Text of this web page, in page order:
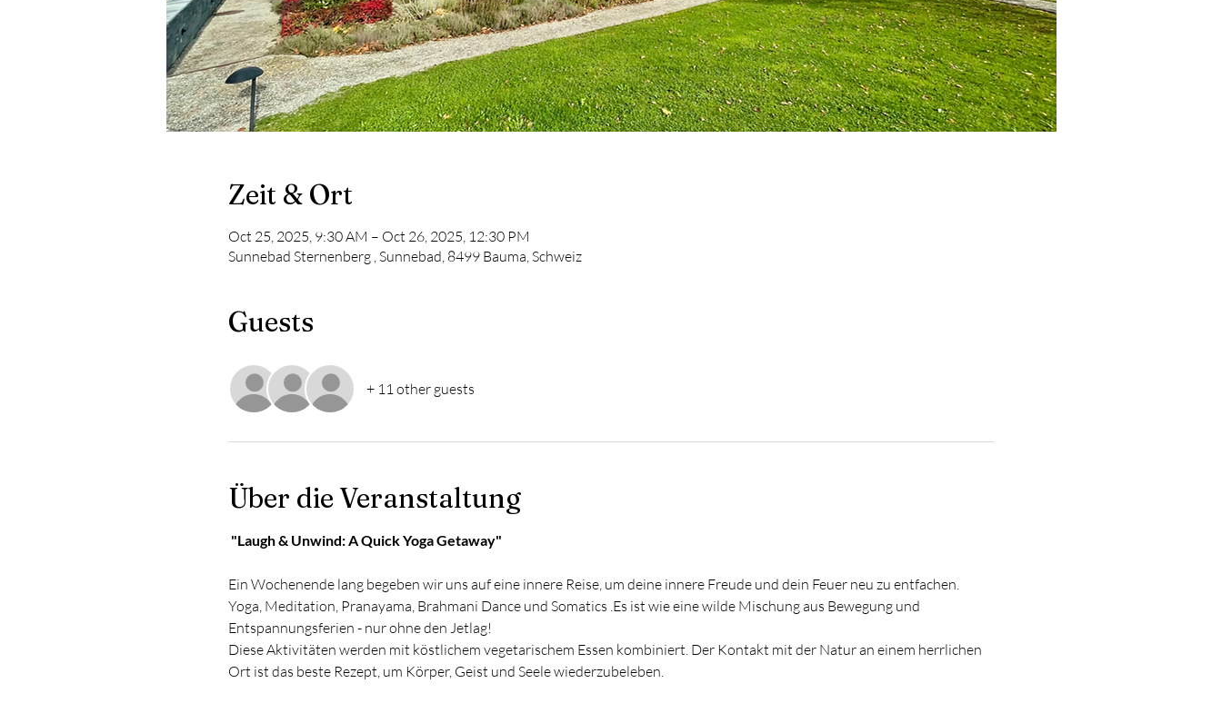
Zeit & Ort
Oct 25, 2025, 9:30 AM – Oct 26, 2025, 12:30 PM
Sunnebad Sternenberg , Sunnebad, 8499 Bauma, Schweiz
Guests
+ 11 other guests
Über die Veranstaltung
"Laugh & Unwind: A Quick Yoga Getaway"
Ein Wochenende lang begeben wir uns auf eine innere Reise, um deine innere Freude und dein Feuer neu zu entfachen.
Yoga, Meditation, Pranayama, Brahmani Dance und Somatics .Es ist wie eine wilde Mischung aus Bewegung und
Entspannungsferien - nur ohne den Jetlag!
Diese Aktivitäten werden mit köstlichem vegetarischem Essen kombiniert. Der Kontakt mit der Natur an einem herrlichen
Ort ist das beste Rezept, um Körper, Geist und Seele wiederzubeleben.